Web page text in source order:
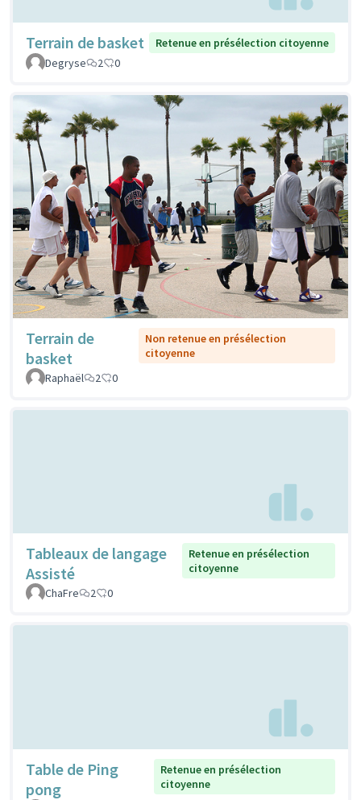
Terrain de basket
Retenue en présélection citoyenne
Degryse
2 0
Terrain de
basket
Non retenue en présélection
citoyenne
Raphaël
2 0
Tableaux de langage
Assisté
Retenue en présélection
citoyenne
ChaFre
2 0
Table de Ping
pong
Retenue en présélection
citoyenne